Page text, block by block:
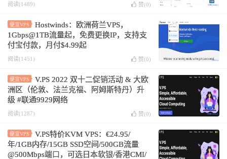
阅读(1489) 赞(0)
便宜VPS
Hostwinds：欧洲荷兰VPS，
1Gbps@1TB流量起，免费更换IP，支持支
付宝付款，月付$4.99起
阅读(1451) 赞(0)
便宜VPS
V.PS 2022 双十二促销活动 & 大欧
洲区（伦敦、法兰克福、阿姆斯特丹）升
级 #联通9929网络
阅读(1287) 赞(0)
便宜VPS
V.PS特价KVM VPS：€24.95/
年/1GB内存/15GB SSD空间/500GB流量
@500Mbps端口，可选日本软银/香港CMI/